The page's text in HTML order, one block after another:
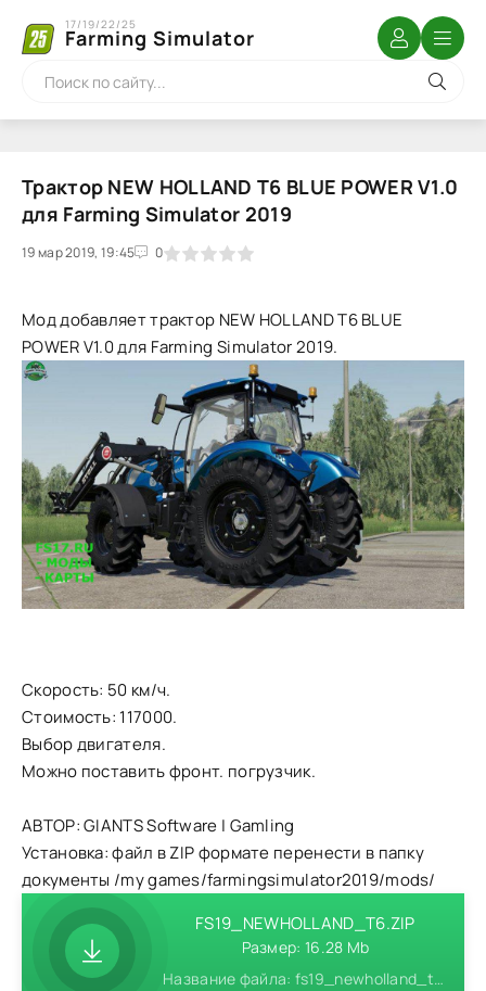
Farming Simulator
17/19/22/25
Трактор NEW HOLLAND T6 BLUE POWER V1.0
для Farming Simulator 2019
19 мар 2019, 19:45 0
1 2 3 4 5
Мод добавляет трактор NEW HOLLAND T6 BLUE
POWER V1.0 для Farming Simulator 2019.
Скорость: 50 км/ч.
Стоимость: 117000.
Выбор двигателя.
Можно поставить фронт. погрузчик.
АВТОР: GIANTS Software | Gamling
Установка: файл в ZIP формате перенести в папку
документы /my games/farmingsimulator2019/mods/
FS19_NEWHOLLAND_T6.ZIP
Размер: 16.28 Mb
Название файла: fs19_newholland_t6.zip